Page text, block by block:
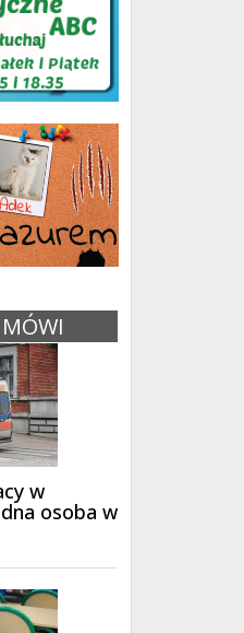
w
osoba w